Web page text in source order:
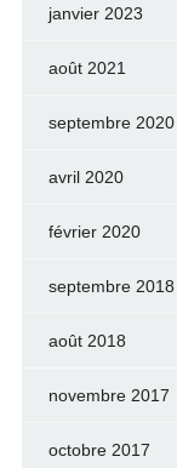
janvier 2023
août 2021
septembre 2020
avril 2020
février 2020
septembre 2018
août 2018
novembre 2017
octobre 2017